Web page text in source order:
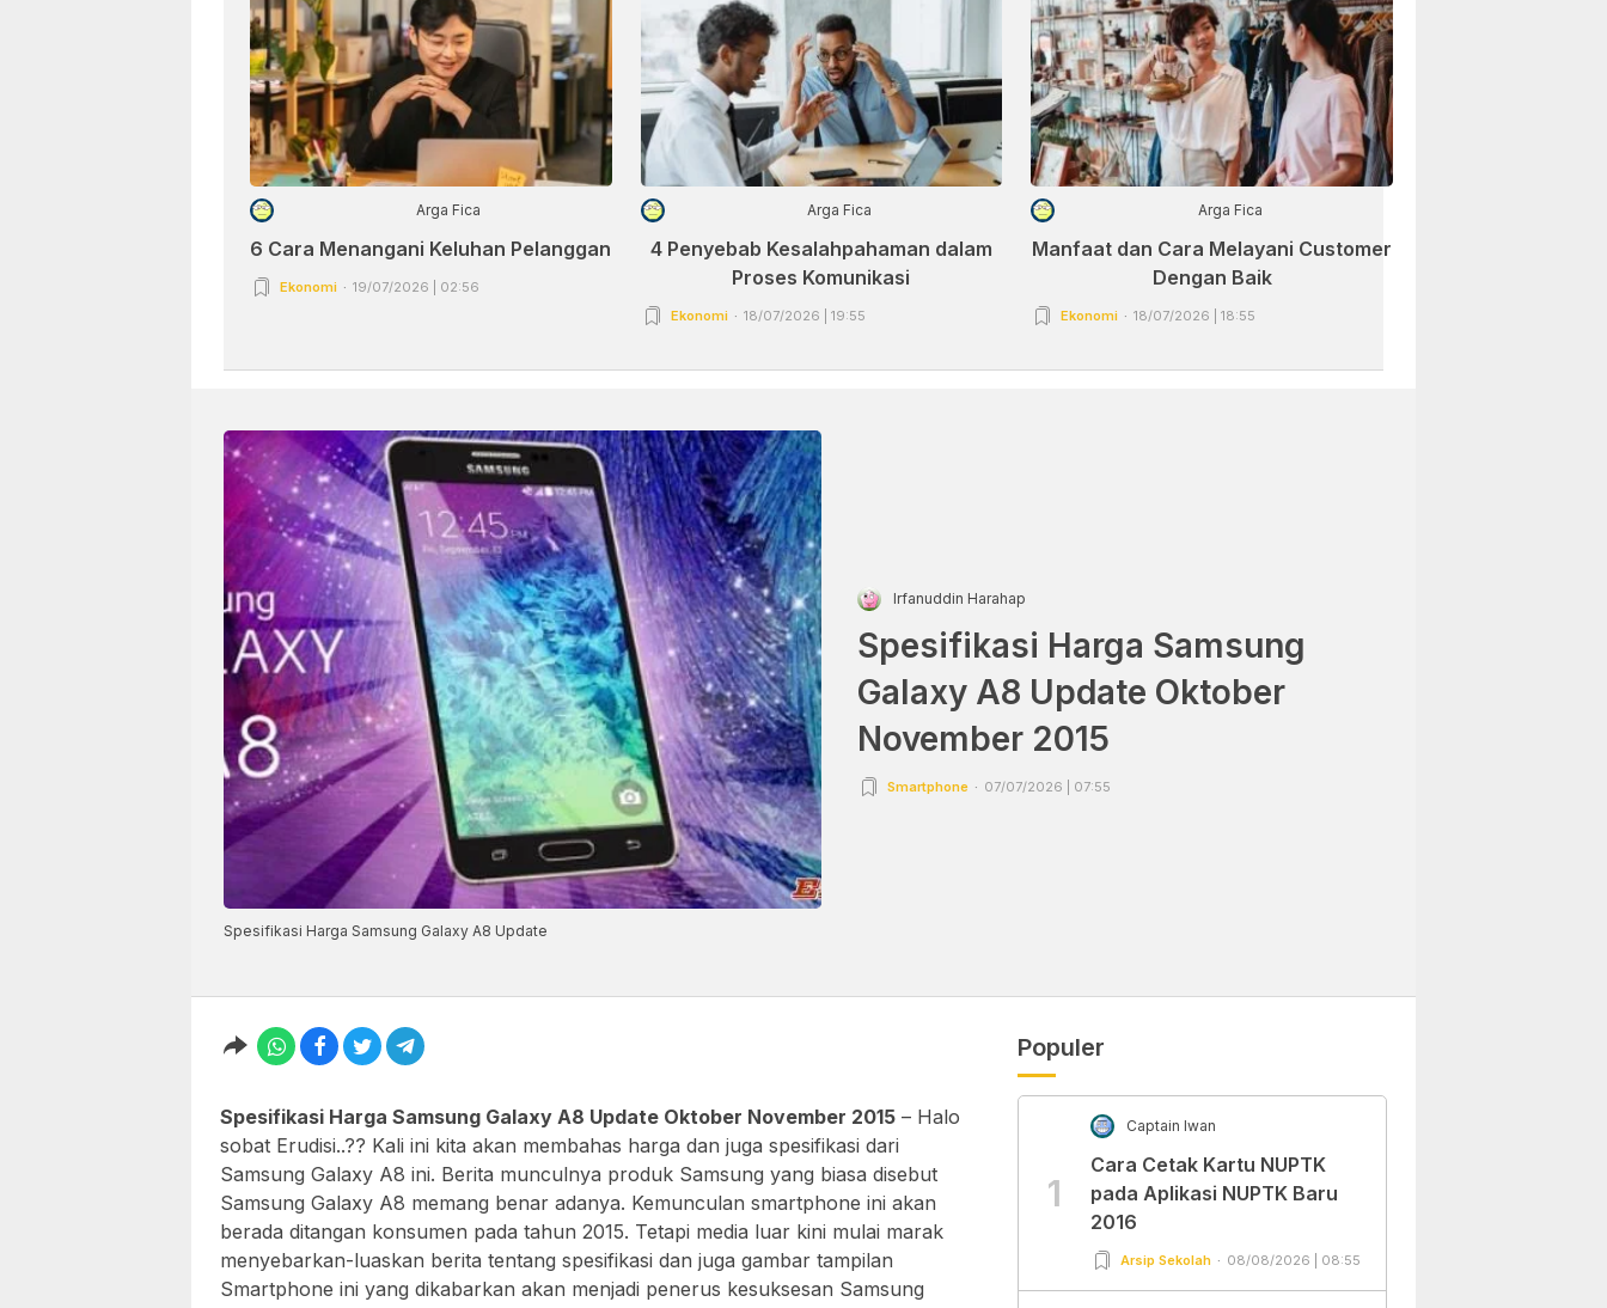
Arga Fica
6 Cara Menangani Keluhan Pelanggan
Ekonomi 19/07/2026 | 02:56
Arga Fica
4 Penyebab Kesalahpahaman dalam
Proses Komunikasi
Ekonomi 18/07/2026 | 19:55
Arga Fica
Manfaat dan Cara Melayani Customer
Dengan Baik
Ekonomi 18/07/2026 | 18:55
Spesifikasi Harga Samsung Galaxy A8 Update
Irfanuddin Harahap
Spesifikasi Harga Samsung
Galaxy A8 Update Oktober
November 2015
Smartphone 07/07/2026 | 07:55
Spesifikasi Harga Samsung Galaxy A8 Update Oktober November 2015 – Halo
sobat Erudisi..?? Kali ini kita akan membahas harga dan juga spesifikasi dari
Samsung Galaxy A8 ini. Berita munculnya produk Samsung yang biasa disebut
Samsung Galaxy A8 memang benar adanya. Kemunculan smartphone ini akan
berada ditangan konsumen pada tahun 2015. Tetapi media luar kini mulai marak
menyebarkan-luaskan berita tentang spesifikasi dan juga gambar tampilan
Smartphone ini yang dikabarkan akan menjadi penerus kesuksesan Samsung
Populer
1
Captain Iwan
Cara Cetak Kartu NUPTK
pada Aplikasi NUPTK Baru
2016
Arsip Sekolah 08/08/2026 | 08:55